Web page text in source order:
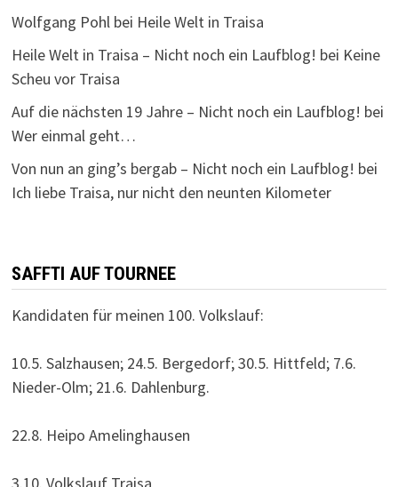
Wolfgang Pohl bei Heile Welt in Traisa
Heile Welt in Traisa – Nicht noch ein Laufblog! bei Keine
Scheu vor Traisa
Auf die nächsten 19 Jahre – Nicht noch ein Laufblog! bei
Wer einmal geht…
Von nun an ging’s bergab – Nicht noch ein Laufblog! bei
Ich liebe Traisa, nur nicht den neunten Kilometer
SAFFTI AUF TOURNEE
Kandidaten für meinen 100. Volkslauf:
10.5. Salzhausen; 24.5. Bergedorf; 30.5. Hittfeld; 7.6.
Nieder-Olm; 21.6. Dahlenburg.
22.8. Heipo Amelinghausen
3.10. Volkslauf Traisa